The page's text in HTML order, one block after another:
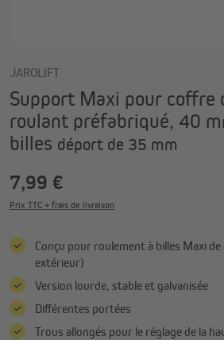
JAROLIFT
Support Maxi pour coffre
roulant préfabriqué, 40
billes déport de 35 mm
7,99 €
Prix TTC + frais de livraison
Conçu pour roulement à billes Maxi
extérieur)
Version lourde, stable et galvanisée
Différentes portées
Trous allongés pour le réglage de la